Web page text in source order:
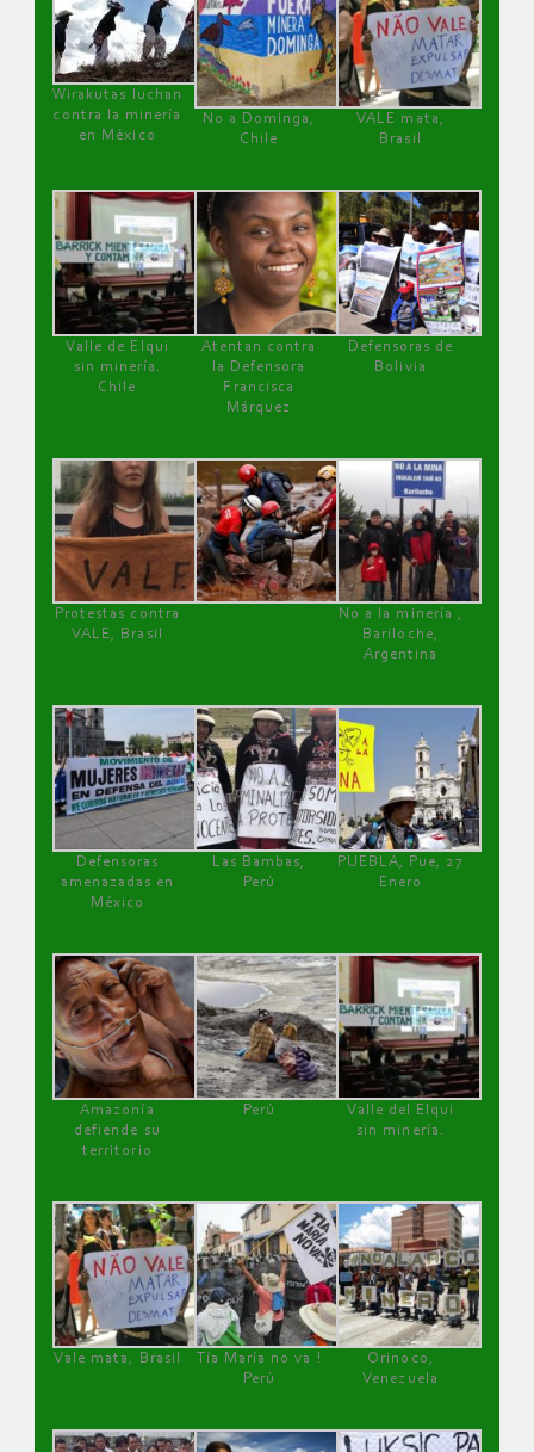
Wirakutas luchan
contra la minería
en México
No a Dominga,
Chile
VALE mata,
Brasil
Valle de Elqui
sin minería.
Chile
Atentan contra
la Defensora
Francisca
Márquez
Defensoras de
Bolivia
Protestas contra
VALE, Brasil
No a la minería ,
Bariloche,
Argentina
Defensoras
amenazadas en
México
Las Bambas,
Perú
PUEBLA, Pue, 27
Enero
Amazonía
defiende su
territorio
Perú
Valle del Elqui
sin minería.
Vale mata, Brasil
Tía María no va !
Perú
Orinoco,
Venezuela